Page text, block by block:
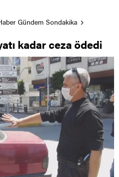
Gündem Sondakika
kadar ceza ödedi